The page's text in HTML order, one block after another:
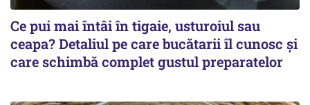
Ce pui mai întâi în tigaie, usturoiul sau
ceapa? Detaliul pe care bucătarii îl cunosc și
care schimbă complet gustul preparatelor